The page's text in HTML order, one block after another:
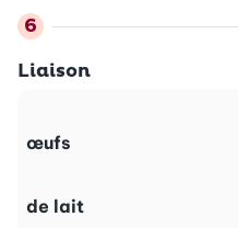
Liaison
œufs
de lait